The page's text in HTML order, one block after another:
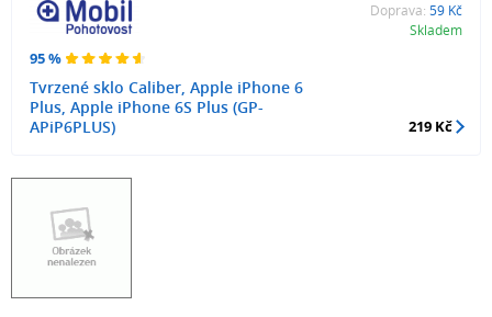
95 %
Tvrzené sklo Caliber, Apple iPhone 6
Plus, Apple iPhone 6S Plus (GP-
APiP6PLUS)
Doprava: 59 Kč
Skladem
219 Kč